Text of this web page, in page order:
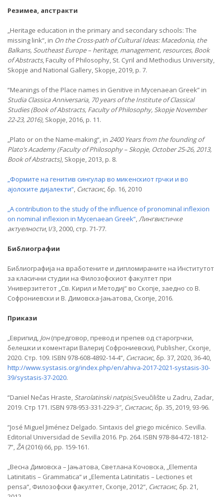
Резимеа, апстракти
„Heritage education in the primary and secondary schools: The
missing link“, in On the Cross-path of Cultural Ideas: Macedonia, the
Balkans, Southeast Europe – heritage, management, resources, Book
of Abstracts, Faculty of Philosophy, St. Cyril and Methodius University,
Skopje and National Gallery, Skopje, 2019, p. 7.
“Meanings of the Place names in Genitive in Mycenaean Greek” in
Studia Classica Anniversaria, 70 years of the Institute of Classical
Studies (Book of Abstracts, Faculty of Philosophy, Skopje November
22-23, 2016), Skopje, 2016, p. 11.
„Plato or on the Name-making“, in 2400 Years from the founding of
Plato’s Academy (Faculty of Philosophy – Skopje, October 25-26, 2013,
Book of Abstracts), Skopje, 2013, p. 8.
„Формите на генитив сингулар во микенскиот грчки и во
ајолските дијалекти“, Систасис, бр. 16, 2010
„A contribution to the study of the influence of pronominal inflexion
on nominal inflexion in Mycenaean Greek“,Лингвистичке
актуелности, I/3, 2000, стр. 71-77.
Библиографии
Библиографија на вработените и дипломираните на Институтот
за класични студии на Филозофскиот факултет при
Универзитетот „Св. Кирил и Методиј“ во Скопје, заедно со В.
Софрониевски и В. Димовска-Јањатова, Скопје, 2016.
Прикази
„Еврипид, Јон(предговор, превод и препев од старогрчки,
белешки и коментари Валериј Софрониевски), Publisher, Скопје,
2020. Стр. 109. ISBN 978-608-4892-14-4“, Систасис, бр. 37, 2020, 36-40,
http://www.systasis.org/index.php/en/ahiva-2017-2021-systasis-30-
39/systasis-37-2020.
“Daniel Nečas Hraste, Starolatinski natpisi,Sveučilište u Zadru, Zadar,
2019. Стр 171. ISBN 978-953-331-229-3″, Систасис, бр. 35, 2019, 93-96.
“José Miguel Jiménez Delgado. Sintaxis del griego micénico. Sevilla.
Editorial Universidad de Sevilla 2016. Pp. 264. ISBN 978-84-472-1812-
7”,ŽA (2016) 66, pp. 159-161.
„Весна Димовска – Јањатова, Светлана Кочовска, „Elementa
Latinitatis – Grammatica“ и „Elementa Latinitatis – Lectiones et
pensa“, Филозофски факултет, Скопје, 2012“, Систасис, бр. 21,